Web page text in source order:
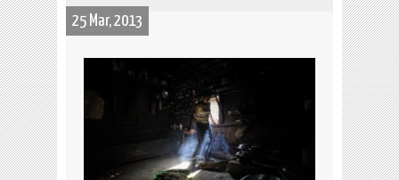
25 Mar, 2013